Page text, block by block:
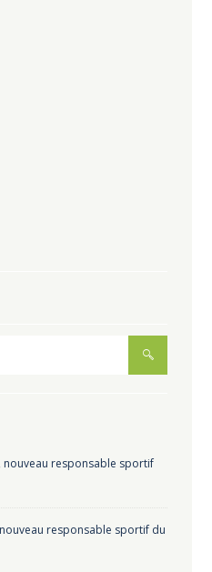
nouveau responsable sportif
responsable sportif du